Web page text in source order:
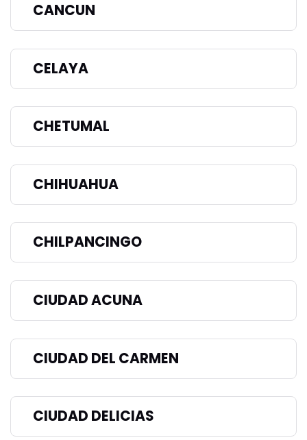
CANCUN
CELAYA
CHETUMAL
CHIHUAHUA
CHILPANCINGO
CIUDAD ACUNA
CIUDAD DEL CARMEN
CIUDAD DELICIAS